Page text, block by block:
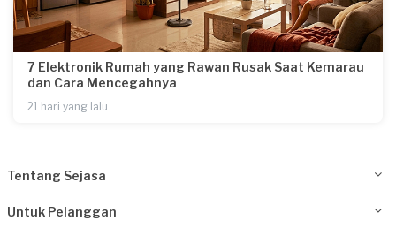
7 Elektronik Rumah yang Rawan Rusak Saat Kemarau
dan Cara Mencegahnya
21 hari yang lalu
Tentang Sejasa
Untuk Pelanggan